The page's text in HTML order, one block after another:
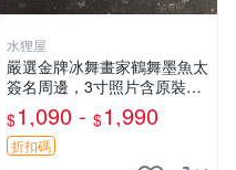
水狸屋
嚴選金牌冰舞畫家鶴舞墨魚太
簽名周邊，3寸照片含原裝卡
磚。收藏自用，面簽確保證
實。 冰舞 簽名 周邊
$1,090 - $1,990
折扣碼